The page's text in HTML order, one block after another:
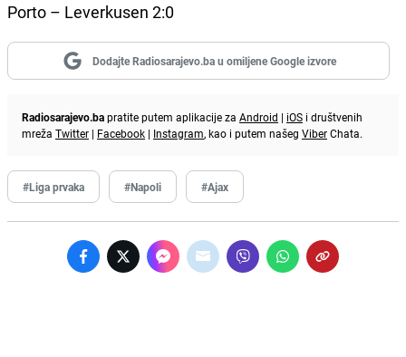
Porto – Leverkusen 2:0
Dodajte Radiosarajevo.ba u omiljene Google izvore
Radiosarajevo.bapratite putem aplikacije za Android | iOS i društvenih
mreža Twitter | Facebook | Instagram, kao i putem našeg ViberChata.
#Liga prvaka #Napoli #Ajax